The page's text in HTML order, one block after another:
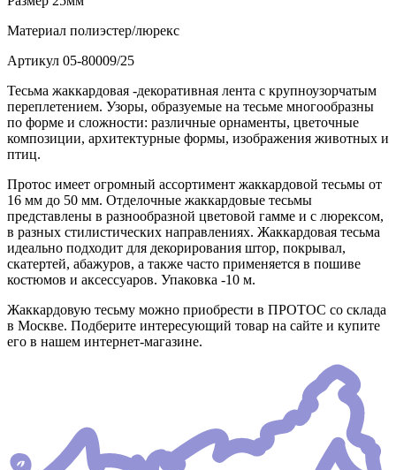
Материал полиэстер/люрекс
Артикул 05-80009/25
Тесьма жаккардовая -декоративная лента с крупноузорчатым
переплетением. Узоры, образуемые на тесьме многообразны
по форме и сложности: различные орнаменты, цветочные
композиции, архитектурные формы, изображения животных и
птиц.
Протос имеет огромный ассортимент жаккардовой тесьмы от
16 мм до 50 мм. Отделочные жаккардовые тесьмы
представлены в разнообразной цветовой гамме и с люрексом,
в разных стилистических направлениях. Жаккардовая тесьма
идеально подходит для декорирования штор, покрывал,
скатертей, абажуров, а также часто применяется в пошиве
костюмов и аксессуаров. Упаковка -10 м.
Жаккардовую тесьму можно приобрести в ПРОТОС со склада
в Москве. Подберите интересующий товар на сайте и купите
его в нашем интернет-магазине.